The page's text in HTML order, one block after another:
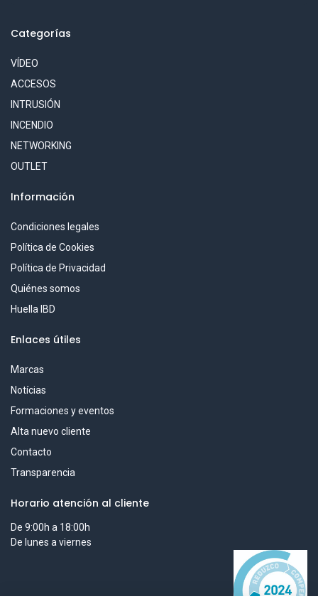
Categorías
VÍDEO
ACCESOS
INTRUSIÓN
INCENDIO
NETWORKING
OUTLET
Información
Condiciones legales
Política de Cookies
Política de Privacidad
Quiénes somos
Huella IBD
Enlaces útiles
Marcas
Notícias
Formaciones y eventos
Alta nuevo cliente
Contacto
Transparencia
Horario atención al cliente
De 9:00h a 18:00h
De lunes a viernes